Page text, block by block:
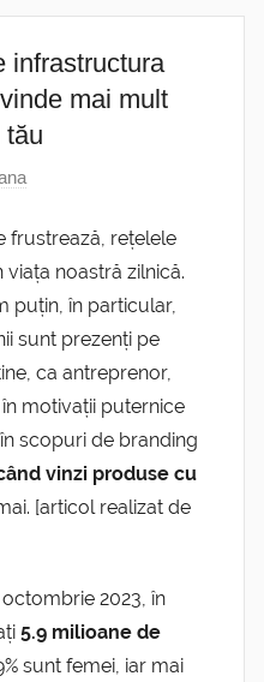
infrastructura
mai mult
tău
frustrează, rețelele
noastră zilnică.
puțin, în particular,
sunt prezenți pe
ca antreprenor,
motivații puternice
scopuri de branding
vinzi produse cu
[articol realizat de
2023, în
5.9 milioane de
sunt femei, iar mai